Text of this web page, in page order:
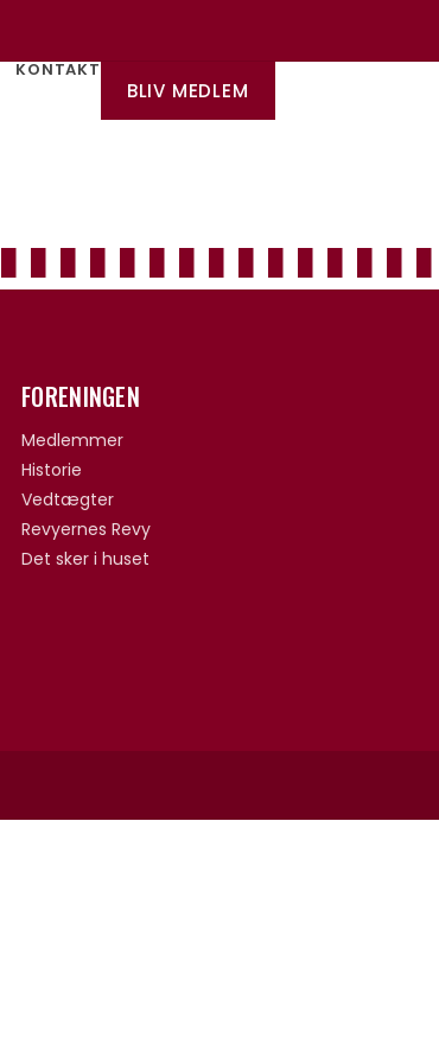
KONTAKT
BLIV MEDLEM
FORENINGEN
Medlemmer
Historie
Vedtægter
Revyernes Revy
Det sker i huset